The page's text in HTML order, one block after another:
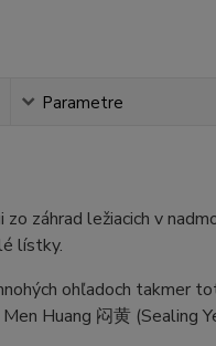
Parametre
záhrad ležiacich v
lístky.
ohľadoch takmer
Huang 闷黄 (Sealing